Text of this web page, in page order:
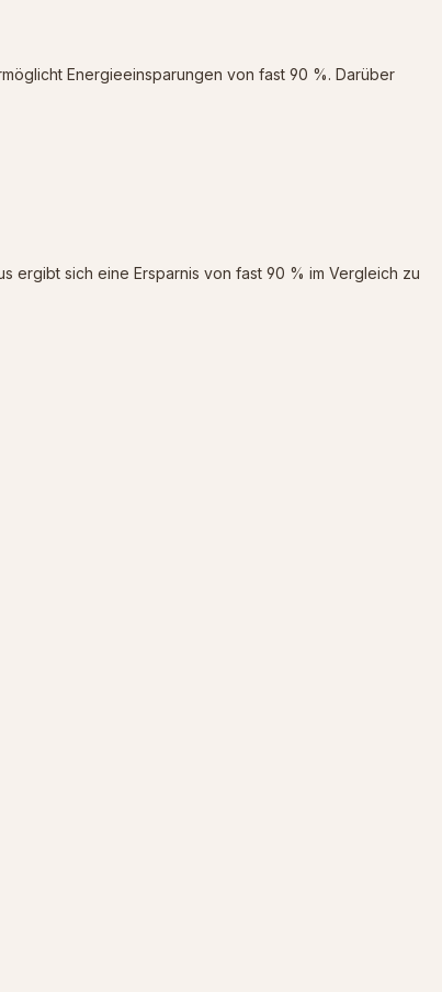
Energieeinsparungen von fast 90 %. Darüber
ergibt sich eine Ersparnis von fast 90 % im Vergleich zu